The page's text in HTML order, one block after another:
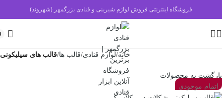
فروشگاه اینترنتی فروش لوازم شیرینی و قنادی بزرگمهر (شهروند)
خانه لوازم قنادی قالب ها قالب های سیلیکونی
بازگشت به محصولات
اتمام موجودی